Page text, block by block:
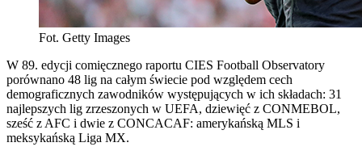
Fot. Getty Images
W 89. edycji comięcznego raportu CIES Football Observatory
porównano 48 lig na całym świecie pod względem cech
demograficznych zawodników występujących w ich składach: 31
najlepszych lig zrzeszonych w UEFA, dziewięć z CONMEBOL,
sześć z AFC i dwie z CONCACAF: amerykańską MLS i
meksykańską Liga MX.